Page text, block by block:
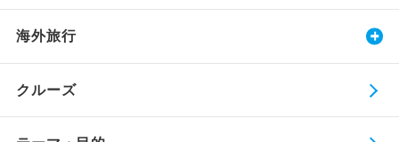
海外旅行
クルーズ